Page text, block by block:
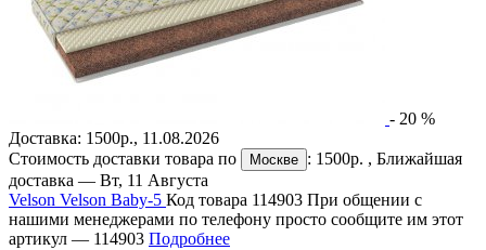
- 20 %
Доставка: 1500р., 11.08.2026
Стоимость доставки товара по
Москве : 1500р. , Ближайшая
доставка — Вт, 11 Августа
Velson Velson Baby-5 Код товара 114903 При общении с
нашими менеджерами по телефону просто сообщите им этот
артикул — 114903 Подробнее